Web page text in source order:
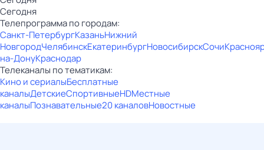
Сегодня
Телепрограмма по городам:
Санкт-ПетербургКазаньНижний
НовгородЧелябинскЕкатеринбургНовосибирскСочи
на-ДонуКраснодар
Телеканалы по тематикам:
Кино и сериалыБесплатные
каналыДетскиеСпортивныеHDМестные
каналыПознавательные20 каналовНовостные